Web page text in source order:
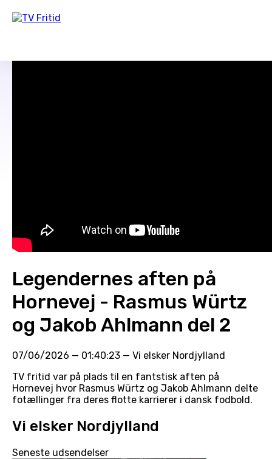
Legendernes aften på
Hornevej - Rasmus Würtz
og Jakob Ahlmann del 2
07/06/2026 — 01:40:23 — Vi elsker Nordjylland
TV fritid var på plads til en fantstisk aften på
Hornevej hvor Rasmus Würtz og Jakob Ahlmann delte
fotællinger fra deres flotte karrierer i dansk fodbold.
Vi elsker Nordjylland
Seneste udsendelser